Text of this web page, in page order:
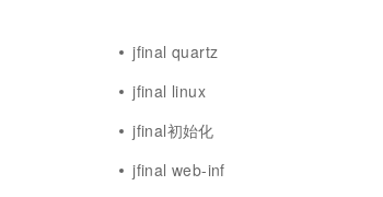
jfinal quartz
jfinal linux
jfinal初始化
jfinal web-inf